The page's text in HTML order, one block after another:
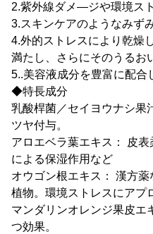
2.紫外線ダメ―ジや環境ス
3.スキンケアのようなみず
4.外的ストレスにより乾燥
満たし、さらにそのうるお
5..美容液成分を豊富に配合
◆特長成分
乳酸桿菌／セイヨウナシ果
ツヤ付与。
アロエベラ葉エキス： 皮
による保湿作用など
オウゴン根エキス： 漢方
植物。環境ストレスにアプ
マンダリンオレンジ果皮エ
つ効果。